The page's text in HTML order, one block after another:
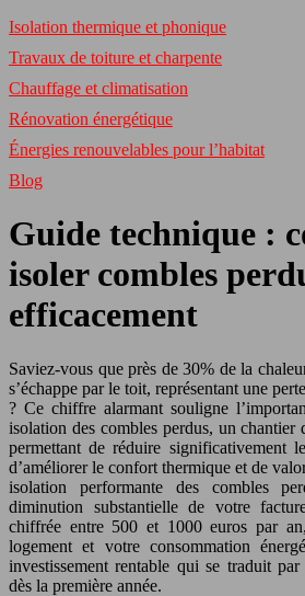
Isolation thermique et phonique
Travaux de toiture et charpente
Chauffage et climatisation
Rénovation énergétique
Énergies renouvelables pour l’habitat
Blog
Guide technique :
isoler combles
efficacement
Saviez-vous que près de 30% de la
s’échappe par le toit, représentant une
? Ce chiffre alarmant souligne
isolation des combles perdus, un chantier
permettant de réduire significativement
d’améliorer le confort thermique et de
isolation performante des combles
diminution substantielle de votre
chiffrée entre 500 et 1000 euros par
logement et votre consommation
investissement rentable qui se traduit par
dès la première année.